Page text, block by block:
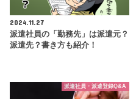
2024.11.27
派遣社員の「勤務先」は派遣元？
派遣先？書き方も紹介！
派遣社員・派遣登録Q&A